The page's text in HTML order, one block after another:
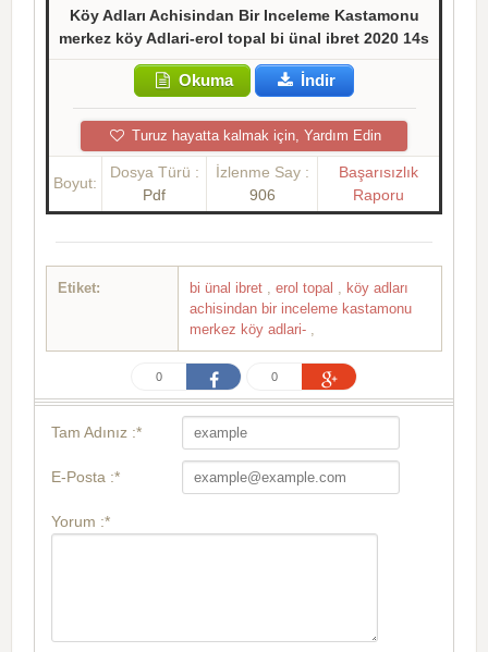
Köy Adları Achisindan Bir Inceleme Kastamonu
merkez köy Adlari-erol topal bi ünal ibret 2020 14s
Okuma İndir
Turuz hayatta kalmak için, Yardım Edin
Boyut:
Dosya Türü :
Pdf
İzlenme Say :
906
Başarısızlık
Raporu
Etiket: bi ünal ibret erol topal
köy adları
achisindan bir inceleme kastamonu
merkez köy adlari-
0 0
Tam Adınız :*
E-Posta :*
Yorum :*